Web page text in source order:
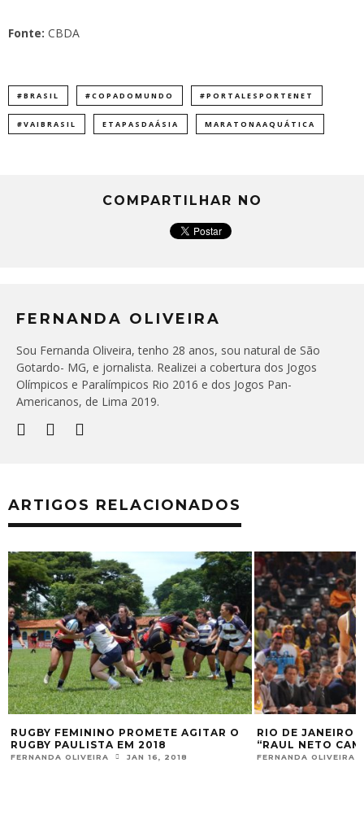
Fonte: CBDA
#BRASIL #COPADOMUNDO #PORTALESPORTENET
#VAIBRASIL ETAPASDAÁSIA MARATONAAQUÁTICA
COMPARTILHAR NO
FERNANDA OLIVEIRA
Sou Fernanda Oliveira, tenho 28 anos, sou natural de São
Gotardo- MG, e jornalista. Realizei a cobertura dos Jogos
Olímpicos e Paralímpicos Rio 2016 e dos Jogos Pan-
Americanos, de Lima 2019.
ARTIGOS RELACIONADOS
O
RIO DE JANEIRO RECEBERÁ O PRIMEIRO
“RAUL NETO CAMP”
FERNANDA OLIVEIRA
TIAGO